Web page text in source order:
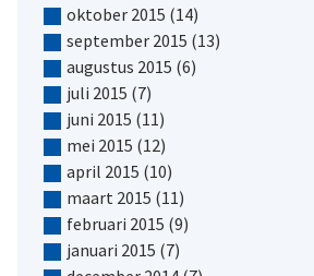
oktober 2015 (14)
september 2015 (13)
augustus 2015 (6)
juli 2015 (7)
juni 2015 (11)
mei 2015 (12)
april 2015 (10)
maart 2015 (11)
februari 2015 (9)
januari 2015 (7)